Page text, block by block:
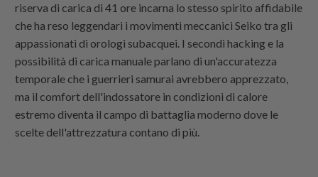
riserva di carica di 41 ore incarna lo stesso spirito affidabile
che ha reso leggendari i movimenti meccanici Seiko tra gli
appassionati di orologi subacquei. I secondi hacking e la
possibilità di carica manuale parlano di un'accuratezza
temporale che i guerrieri samurai avrebbero apprezzato,
ma il comfort dell'indossatore in condizioni di calore
estremo diventa il campo di battaglia moderno dove le
scelte dell'attrezzatura contano di più.